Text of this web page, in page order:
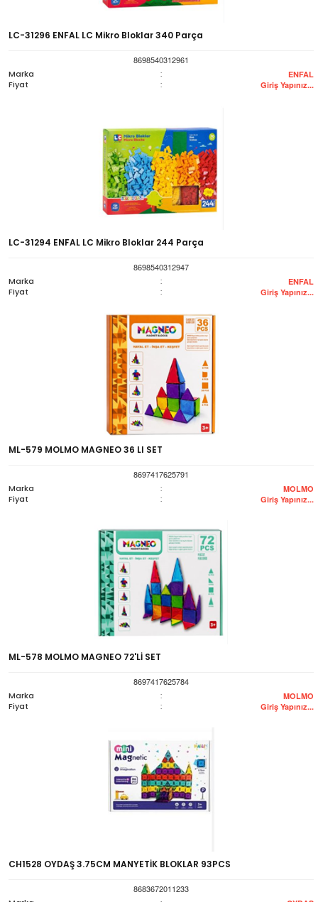
LC-31296 ENFAL LC Mikro Bloklar 340 Parça
8698540312961
Marka
: ENFAL
Fiyat : Giriş Yapınız...
LC-31294 ENFAL LC Mikro Bloklar 244 Parça
8698540312947
Marka
: ENFAL
Fiyat : Giriş Yapınız...
ML-579 MOLMO MAGNEO 36 LI SET
8697417625791
Marka
: MOLMO
Fiyat : Giriş Yapınız...
ML-578 MOLMO MAGNEO 72'Lİ SET
8697417625784
Marka
: MOLMO
Fiyat : Giriş Yapınız...
CH1528 OYDAŞ 3.75CM MANYETİK BLOKLAR 93PCS
8683672011233